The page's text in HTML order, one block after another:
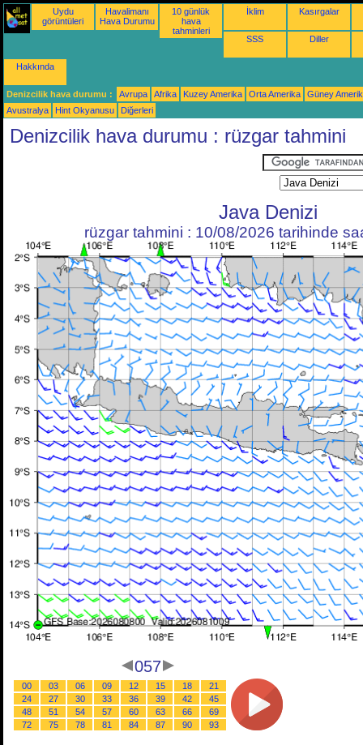
Uydu
görüntüleri
Havalimanı
Hava Durumu
10 günlük
hava
tahminleri
İklim Kasırgalar
SSS Diller
Hakkında
Denizcilik hava durumu : Avrupa Afrika Kuzey Amerika Orta Amerika
Güney
Avustralya
Hint Okyanusu Diğerleri
Denizcilik hava durumu : rüzgar tahmini
Java Denizi
rüzgar tahmini : 10/08/2026 tarihinde
057
00 03 06 09 12 15 18
21
24
27 30 33 36 39 42
45
48
51 54 57 60 63 66
69
72
75 78 81 84 87 90 93